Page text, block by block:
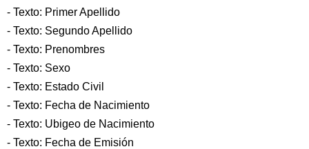
- Texto: Primer Apellido
- Texto: Segundo Apellido
- Texto: Prenombres
- Texto: Sexo
- Texto: Estado Civil
- Texto: Fecha de Nacimiento
- Texto: Ubigeo de Nacimiento
- Texto: Fecha de Emisión